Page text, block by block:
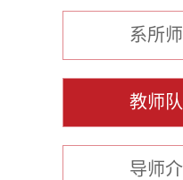
系所
教师
导师